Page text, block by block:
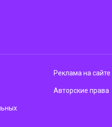
Реклама на сайте
Авторские права